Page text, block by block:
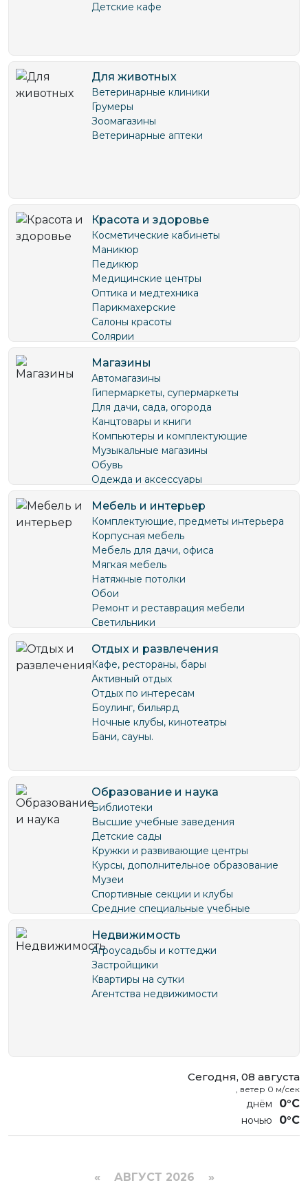
Детские кафе
Для животных
Ветеринарные клиники
Грумеры
Зоомагазины
Ветеринарные аптеки
Красота и здоровье
Косметические кабинеты
Маникюр
Педикюр
Медицинские центры
Оптика и медтехника
Парикмахерские
Салоны красоты
Солярии
Аптеки
Магазины
Автомагазины
Гипермаркеты, супермаркеты
Для дачи, сада, огорода
Канцтовары и книги
Компьютеры и комплектующие
Музыкальные магазины
Обувь
Одежда и аксессуары
химия
Подарки, сувениры
Пожарное оборудование
Рыбалка и охота
Свадебные салоны
Спортивные товары, одежда,
велосипеды
Ткани, товары для рукоделия
Товары для дома
Чай, кофе, сладости
Шторы
Ювелирные магазины
Бытовая техника и электроника
Мебель и интерьер
Комплектующие, предметы интерьера
Корпусная мебель
Мебель для дачи, офиса
Мягкая мебель
Натяжные потолки
Обои
Ремонт и реставрация мебели
Светильники
Керамическая плитка, сантехника
Кухни
Отдых и развлечения
Кафе, рестораны, бары
Активный отдых
Отдых по интересам
Боулинг, бильярд
Ночные клубы, кинотеатры
Бани, сауны.
Образование и наука
Библиотеки
Высшие учебные заведения
Детские сады
Кружки и развивающие центры
Курсы, дополнительное образование
Музеи
Спортивные секции и клубы
Средние специальные учебные
Центры развития и реабилитации
Школы и гимназии
Недвижимость
Агроусадьбы и коттеджи
Застройщики
Квартиры на сутки
Агентства недвижимости
Сегодня, 08 августа
, ветер 0 м/сек
0°C
0°C
« АВГУСТ 2026 »